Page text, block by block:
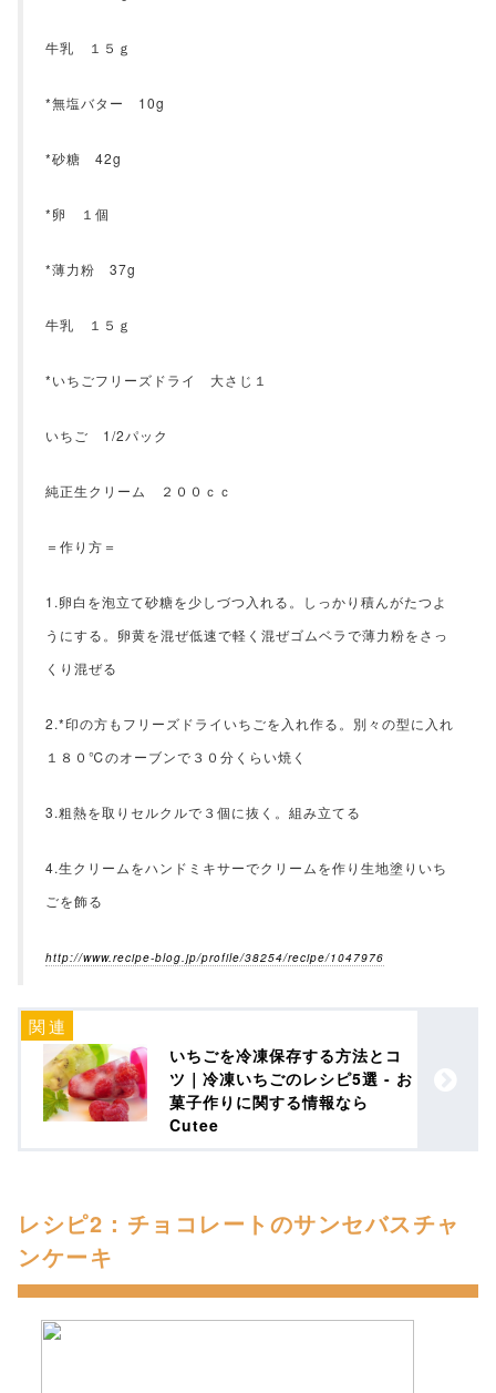
牛乳 １５ｇ
*無塩バター 10g
*砂糖 42g
*卵 １個
*薄力粉 37g
牛乳 １５ｇ
*いちごフリーズドライ 大さじ１
いちご 1/2パック
純正生クリーム ２００ｃｃ
＝作り方＝
1.卵白を泡立て砂糖を少しづつ入れる。しっかり積んがたつよ
うにする。卵黄を混ぜ低速で軽く混ぜゴムベラで薄力粉をさっ
くり混ぜる
2.*印の方もフリーズドライいちごを入れ作る。別々の型に入れ
１８０℃のオーブンで３０分くらい焼く
3.粗熱を取りセルクルで３個に抜く。組み立てる
4.生クリームをハンドミキサーでクリームを作り生地塗りいち
ごを飾る
http://www.recipe-blog.jp/profile/38254/recipe/1047976
いちごを冷凍保存する方法とコ
ツ｜冷凍いちごのレシピ5選 - お
菓子作りに関する情報なら
Cutee
レシピ2：チョコレートのサンセバスチャ
ンケーキ